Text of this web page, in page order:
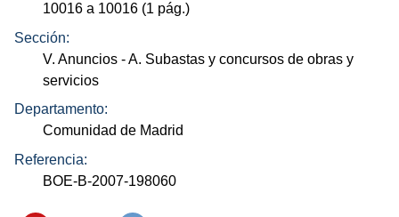
10016 a 10016 (1 pág.)
Sección:
V. Anuncios - A. Subastas y concursos de obras y
servicios
Departamento:
Comunidad de Madrid
Referencia:
BOE-B-2007-198060